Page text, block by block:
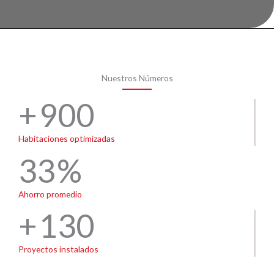
Nuestros Números
900
Habitaciones optimizadas
33
Ahorro promedio
130
Proyectos instalados